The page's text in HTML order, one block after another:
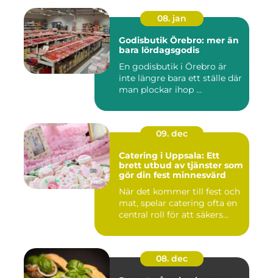
08. jan
Godisbutik Örebro: mer än
bara lördagsgodis
En godisbutik i Örebro är
inte längre bara ett ställe där
man plockar ihop ...
09. dec
Catering i Uppsala: Ett
brett utbud av tjänster som
gör din fest minnesvärd
När det kommer till fest och
mat, spelar catering ofta en
central roll för att säkers...
08. dec